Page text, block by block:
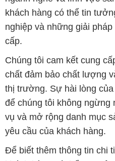
khách hàng có thể tin
nghiệp và những giải
cấp.
Chúng tôi cam kết cung
chất đảm bảo chất lượng
thị trường. Sự hài lòng
để chúng tôi không ngừng
vụ và mở rộng danh mục
yêu cầu của khách hàng.
Để biết thêm thông tin chi